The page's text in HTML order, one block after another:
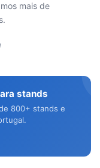
mais de
stands
800+ stands e